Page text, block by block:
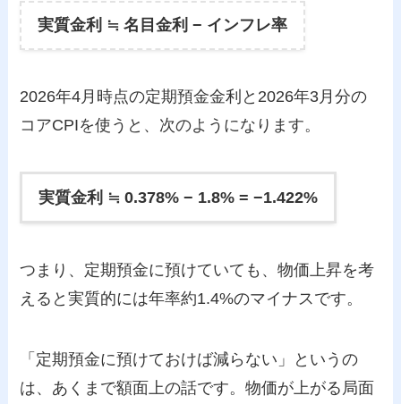
実質金利 ≒ 名目金利 − インフレ率
2026年4月時点の定期預金金利と2026年3月分の
コアCPIを使うと、次のようになります。
実質金利 ≒ 0.378% − 1.8% = −1.422%
つまり、定期預金に預けていても、物価上昇を考
えると実質的には年率約1.4%のマイナスです。
「定期預金に預けておけば減らない」というの
は、あくまで額面上の話です。物価が上がる局面